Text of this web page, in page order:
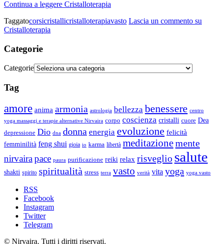
Continua a leggere Cristalloterapia
Taggatocorsicristallicristalloterapiavasto Lascia un commento su
Cristalloterapia
Categorie
Categorie
Tag
amore anima armonia astrologia bellezza benessere centro
yoga massaggi e terapie alternative Nirvaira corpo coscienza cristalli cuore Dea
depressione Dio dna donna energia evoluzione felicità
femminilità feng shui gioia io karma libertà meditazionemente
nirvairapace paura purificazione reiki relax risveglio salute
shakti spirito spiritualità stress terra vasto verità vita yoga yoga vasto
RSS
Facebook
Instagram
Twitter
Telegram
© Nirvaira. Tutti i diritti riservati.